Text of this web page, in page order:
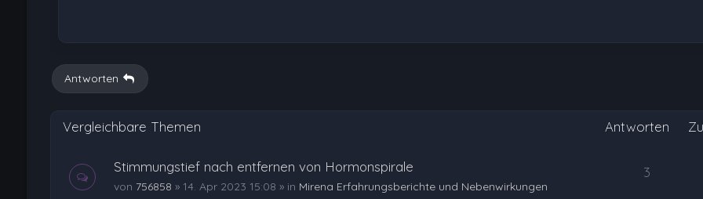
Antworten
Vergleichbare Themen Antworten
Stimmungstief nach entfernen von Hormonspirale
von 756858 » 14. Apr 2023 15:08 » in Mirena Erfahrungsberichte und Nebenwirkungen
3